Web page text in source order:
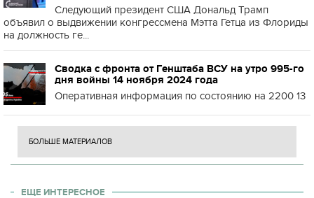
Следующий президент США Дональд Трамп
объявил о выдвижении конгрессмена Мэтта Гетца из Флориды
на должность ге...
Сводка с фронта от Генштаба ВСУ на утро 995-го
дня войны 14 ноября 2024 года
Оперативная информация по состоянию на 2200 13
БОЛЬШЕ МАТЕРИАЛОВ
ЕЩЕ ИНТЕРЕСНОЕ